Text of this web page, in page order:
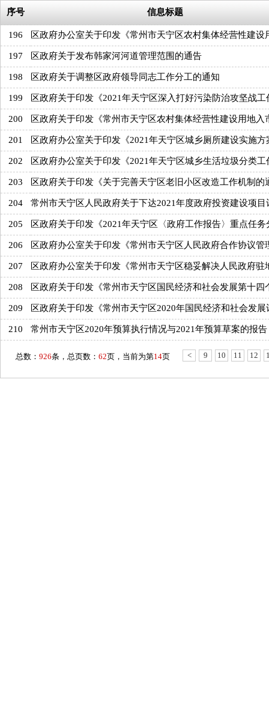
序号 信息标题
196 区政府办公室关于印发《常州市天宁区农村集体经营性建设
197 区政府关于发布韩家河河道管理范围的通告
198 区政府关于调整区政府领导同志工作分工的通知
199 区政府关于印发《2021年天宁区深入打好污染防治攻坚战工
200 区政府关于印发《常州市天宁区农村集体经营性建设用地入
201 区政府办公室关于印发《2021年天宁区城乡厕所建设实施方
202 区政府办公室关于印发《2021年天宁区城乡生活垃圾分类工
203 区政府关于印发《关于完善天宁区老旧小区改造工作机制的
204 常州市天宁区人民政府关于下达2021年度政府投资建设项目
205 区政府关于印发《2021年天宁区〈政府工作报告〉重点任务
206 区政府办公室关于印发《常州市天宁区人民政府合作协议管
207 区政府办公室关于印发《常州市天宁区稳妥解决人民政府驻
208 区政府关于印发《常州市天宁区国民经济和社会发展第十四
209 区政府关于印发《常州市天宁区2020年国民经济和社会发展
210 常州市天宁区2020年预算执行情况与2021年预算草案的报告
总数： 926条，总页数： 62页，当前为第14页 < 9 10 11 12